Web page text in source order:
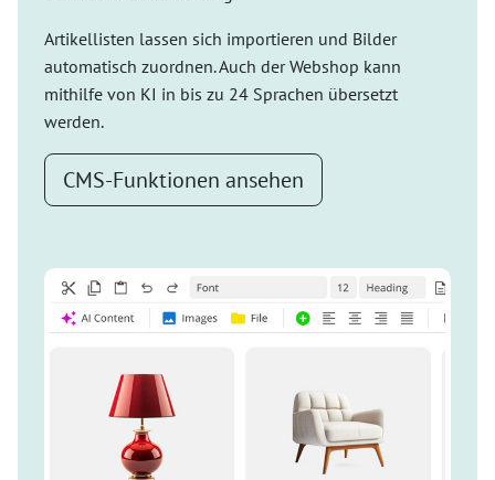
Artikellisten lassen sich importieren und Bilder
automatisch zuordnen. Auch der Webshop kann
mithilfe von KI in bis zu 24 Sprachen übersetzt
werden.
CMS-Funktionen ansehen